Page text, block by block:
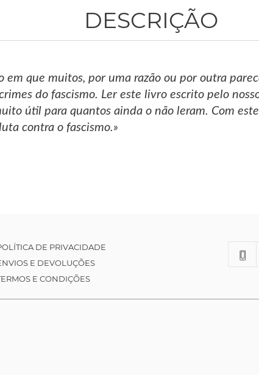
DESCRIÇÃO
em que muitos, por uma razão ou por outra
do fascismo. Ler este livro escrito pelo
útil para quantos ainda o não leram. Com
contra o fascismo.»
DE PRIVACIDADE
E DEVOLUÇÕES
E CONDIÇÕES